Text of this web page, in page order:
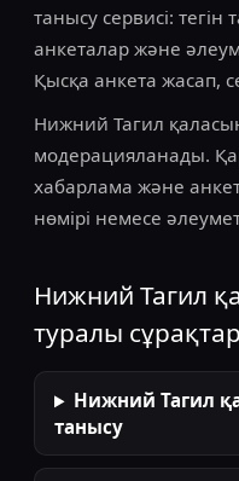
танысу сервисі:
анкеталар және
Қысқа анкета жасап,
Нижний Тагил
модерацияланады.
хабарлама және
нөмірі немесе
Нижний Тагил
туралы сұрақтар
Нижний Тагил
танысу